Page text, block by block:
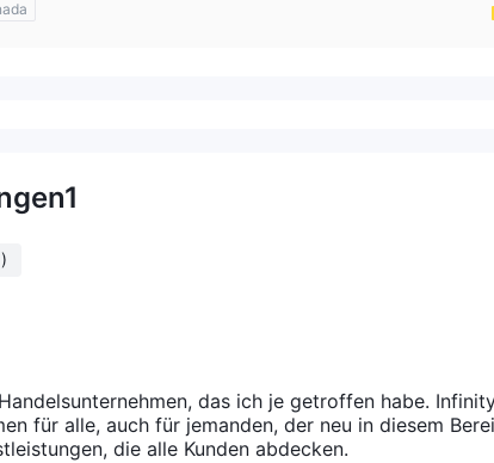
1
das ich je getroffen habe.
für alle, auch für jemanden, der neu in diesem
die alle Kunden abdecken.